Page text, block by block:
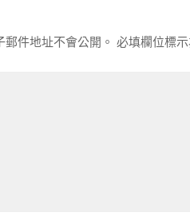
件地址不會公開。 必填欄位標